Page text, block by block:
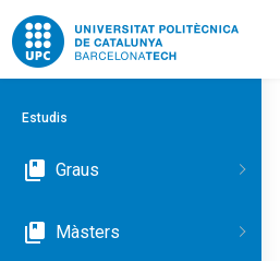
Go to upc.edu
Estudis
Graus
Màsters